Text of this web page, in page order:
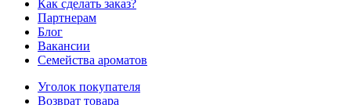
Как сделать заказ?
Партнерам
Блог
Вакансии
Семейства ароматов
Уголок покупателя
Возврат товара